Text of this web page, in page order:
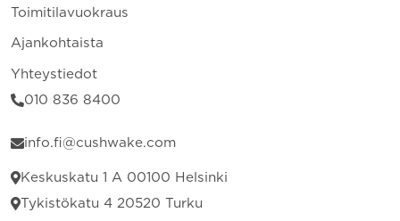
Toimitilavuokraus
Ajankohtaista
Yhteystiedot
010 836 8400
info.fi@cushwake.com
Keskuskatu 1 A 00100 Helsinki
Tykistökatu 4 20520 Turku